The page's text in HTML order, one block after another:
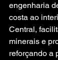
engenharia
costa ao
Central,
minerais e
reforçando a